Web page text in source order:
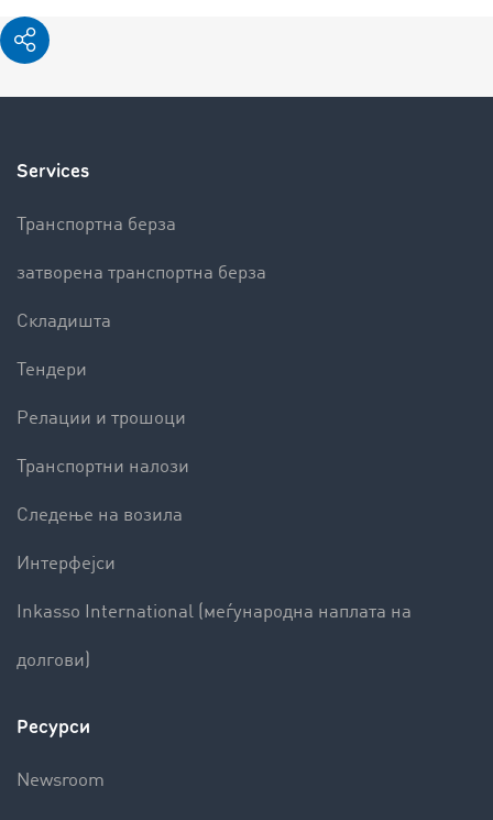
Services
Транспортна берза
затворена транспортна берза
Складишта
Тендери
Релации и трошоци
Транспортни налози
Следење на возила
Интерфејси
Inkasso International (меѓународна наплата на
долгови)
Ресурси
Newsroom